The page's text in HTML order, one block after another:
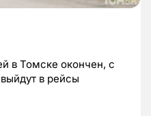
в Томске окончен, с
в рейсы